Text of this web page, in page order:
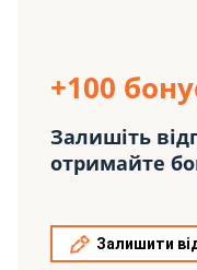
+100
Залишіть
отримайте
Залишити